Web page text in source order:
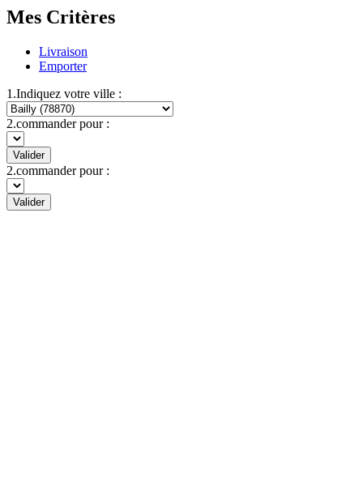
Mes Critères
Livraison
Emporter
1.Indiquez votre ville :
2.commander pour :
Valider
2.commander pour :
Valider